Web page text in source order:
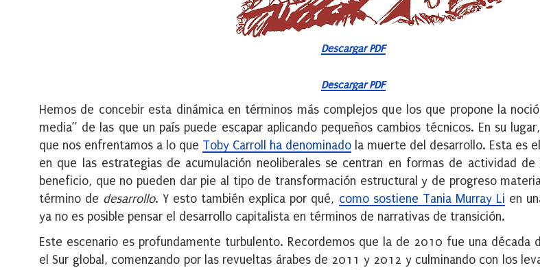
Descargar PDF
Descargar PDF
Hemos de concebir esta dinámica en términos más complejos que los que propone la
media” de las que un país puede escapar aplicando pequeños cambios técnicos. En su
que nos enfrentamos a lo que Toby Carroll ha denominado la muerte del desarrollo. Esta es
en que las estrategias de acumulación neoliberales se centran en formas de actividad de
beneficio, que no pueden dar pie al tipo de transformación estructural y de progreso
término de desarrollo. Y esto también explica por qué, como sostiene Tania Murray Li en
ya no es posible pensar el desarrollo capitalista en términos de narrativas de transición.
Este escenario es profundamente turbulento. Recordemos que la de 2010 fue una década
el Sur global, comenzando por las revueltas árabes de 2011 y 2012 y culminando con los